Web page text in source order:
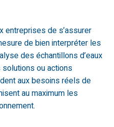
entreprises de s’assurer
de bien interpréter les
des échantillons d’eaux
ou actions
aux besoins réels de
au maximum les